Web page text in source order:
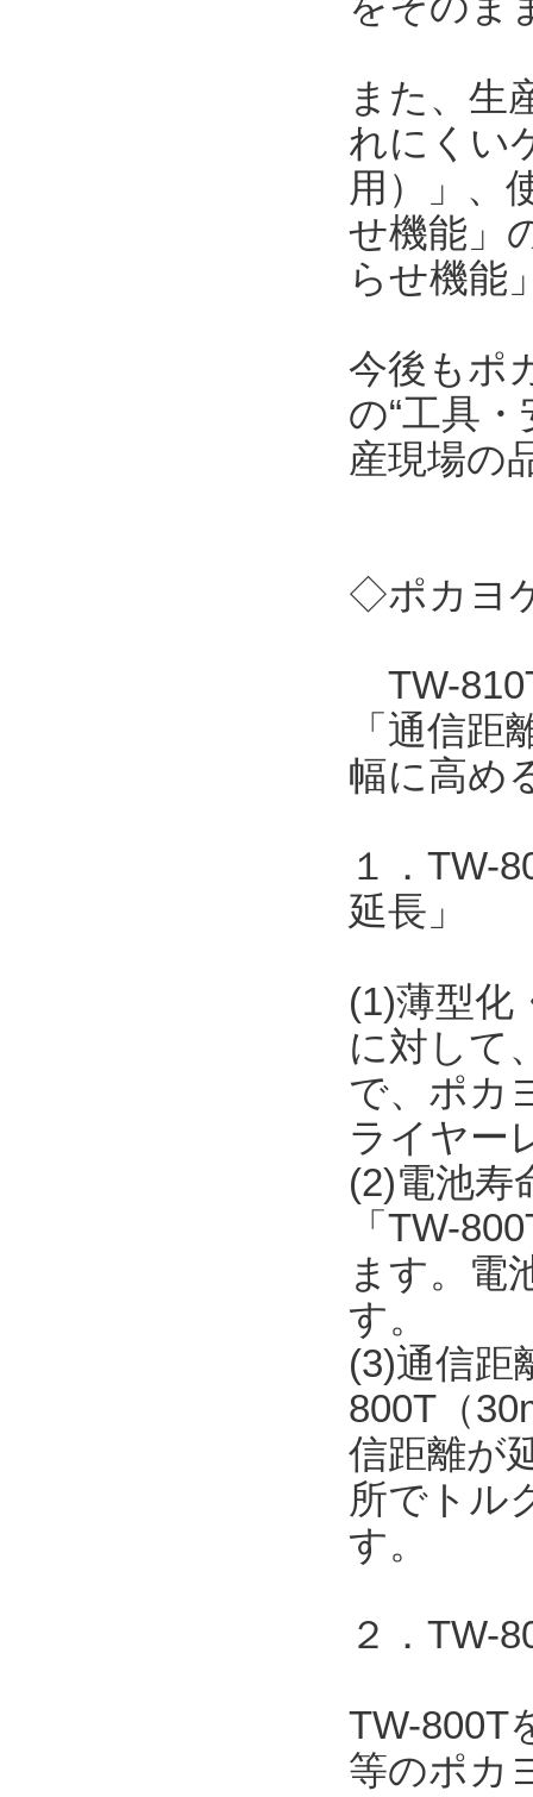
また、生
れにくい
用）」、
せ機能」
らせ機能
今後もポ
の“工具
産現場の
◇ポカヨ
TW-
「通信
幅に高め
１．TW-
延長」
(1)薄型化
に対して
で、ポカ
ライヤー
(2)電池寿
「TW-
ます。電
す。
(3)通信距
800T（
信距離が
所でトル
す。
２．TW-
TW-800T
等のポカ